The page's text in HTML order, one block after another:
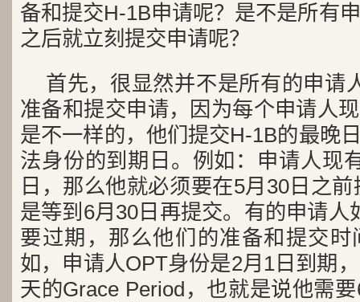
备和提交H-1B申请呢？是不是所有
之后就立刻提交申请呢？
首先，很显然并不是所有的申请
准备和提交申请，因为每个申请人
是不一样的，他们提交H-1B的最晚
法身份的到期日。例如：申请人现
日，那么他就必须要在5月30日之
是等到6月30日再提交。有的申请人
要过期，那么他们的准备和提交
如，申请人OPT身份是2月1日到期
天的Grace Period，也就是说他需